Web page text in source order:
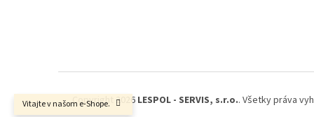
Vitajte v našom e-Shope.
Copyright 2026 LESPOL - SERVIS, s.r.o.. Všetky práva